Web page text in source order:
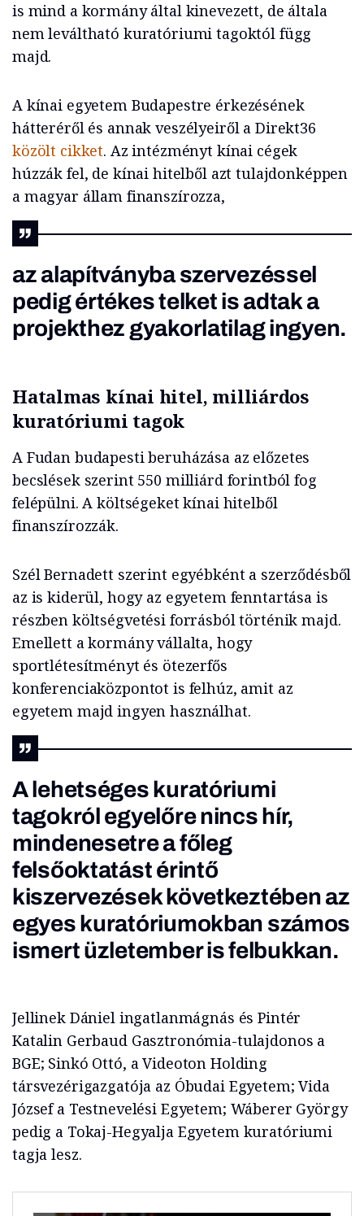
is mind a kormány által kinevezett, de általa
nem leváltható kuratóriumi tagoktól függ
majd.
A kínai egyetem Budapestre érkezésének
hátteréről és annak veszélyeiről a Direkt36
közölt cikket. Az intézményt kínai cégek
húzzák fel, de kínai hitelből azt tulajdonképpen
a magyar állam finanszírozza,
az alapítványba szervezéssel
pedig értékes telket is adtak a
projekthez gyakorlatilag ingyen.
Hatalmas kínai hitel, milliárdos
kuratóriumi tagok
A Fudan budapesti beruházása az előzetes
becslések szerint 550 milliárd forintból fog
felépülni. A költségeket kínai hitelből
finanszírozzák.
Szél Bernadett szerint egyébként a szerződésből
az is kiderül, hogy az egyetem fenntartása is
részben költségvetési forrásból történik majd.
Emellett a kormány vállalta, hogy
sportlétesítményt és ötezerfős
konferenciaközpontot is felhúz, amit az
egyetem majd ingyen használhat.
A lehetséges kuratóriumi
tagokról egyelőre nincs hír,
mindenesetre a főleg
felsőoktatást érintő
kiszervezések következtében az
egyes kuratóriumokban számos
ismert üzletember is felbukkan.
Jellinek Dániel ingatlanmágnás és Pintér
Katalin Gerbaud Gasztronómia-tulajdonos a
BGE; Sinkó Ottó, a Videoton Holding
társvezérigazgatója az Óbudai Egyetem; Vida
József a Testnevelési Egyetem; Wáberer György
pedig a Tokaj-Hegyalja Egyetem kuratóriumi
tagja lesz.